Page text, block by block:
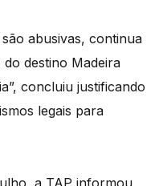
abusivas, continua
destino Madeira
concluiu justificando
legais para